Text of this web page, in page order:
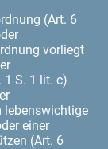
(Art. 6
vorliegt
1 S. 1 lit. c)
lebenswichtige
einer
(Art. 6